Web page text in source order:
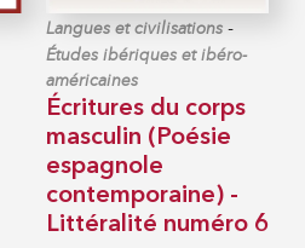
Langues et civilisations -
Études ibériques et ibéro-
américaines
Écritures du corps
masculin (Poésie
espagnole
contemporaine) -
Littéralité numéro 6